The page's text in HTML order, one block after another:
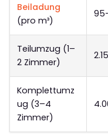
Beiladung
(pro m³)
Teilumzug (1–
2 Zimmer)
Komplettumz
ug (3–4
Zimmer)